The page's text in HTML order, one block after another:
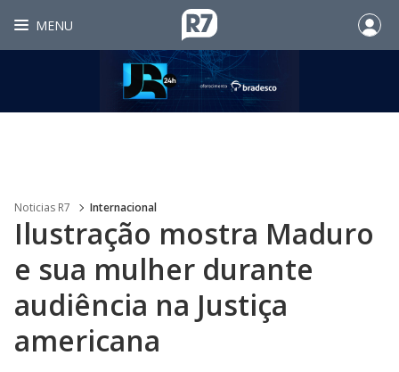
MENU
Noticias R7 Internacional
Ilustração mostra Maduro
e sua mulher durante
audiência na Justiça
americana